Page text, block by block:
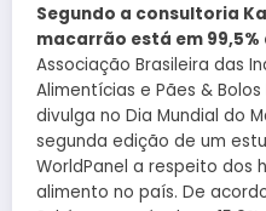
Segundo a consultoria
macarrão está em
Associação Brasileira das
Alimentícias e Pães &
divulga no Dia Mundial do
segunda edição de um
WorldPanel a respeito dos
alimento no país. De